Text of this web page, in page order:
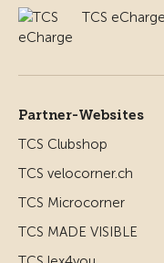
TCS eCharge
Partner-Websites
TCS Clubshop
TCS velocorner.ch
TCS Microcorner
TCS MADE VISIBLE